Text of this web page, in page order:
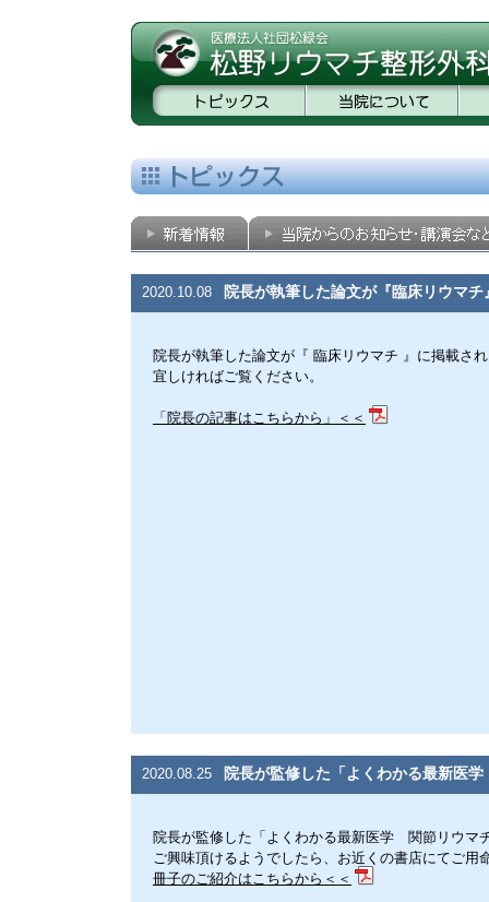
2020.10.08 院長が執筆した論文が『臨床リウマ
院長が執筆した論文が『 臨床リウマチ 』に掲載さ
宜しければご覧ください。
「院長の記事はこちらから」＜＜
2020.08.25 院長が監修した「よくわかる最新医
院長が監修した「よくわかる最新医学 関節リウマ
ご興味頂けるようでしたら、お近くの書店にてご用
冊子のご紹介はこちらから＜＜